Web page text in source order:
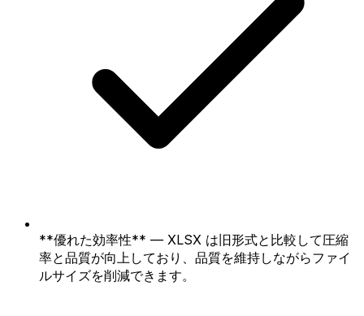
**優れた効率性** — XLSX は旧形式と比較して圧縮
率と品質が向上しており、品質を維持しながらファイ
ルサイズを削減できます。